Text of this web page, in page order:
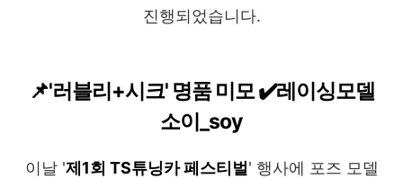
진행되었습니다.
📌'러블리+시크' 명품 미모 ✔️레이싱모델
소이_soy
이날 '제1회 TS튜닝카 페스티벌 ' 행사에 포즈 모델